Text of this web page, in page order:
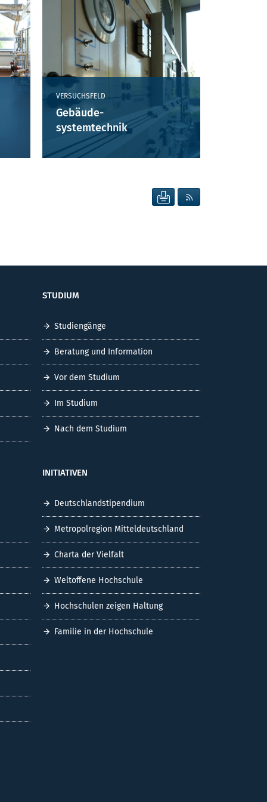
VERSUCHSFELD
Gebäude-
systemtechnik
SEITE DRUCKEN
STUDIUM
Studiengänge
Beratung und Information
Vor dem Studium
Im Studium
Nach dem Studium
INITIATIVEN
Deutschlandstipendium
Metropolregion Mitteldeutschland
Charta der Vielfalt
Weltoffene Hochschule
Hochschulen zeigen Haltung
Familie in der Hochschule